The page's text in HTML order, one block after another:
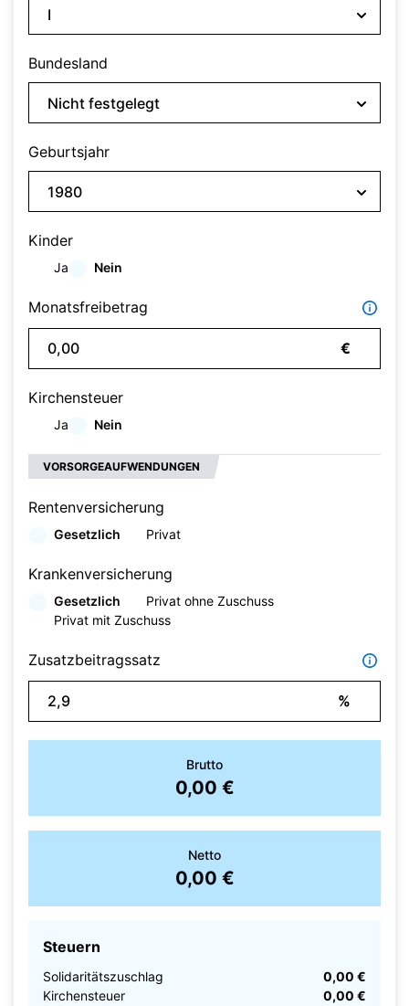
Bundesland
Geburtsjahr
Kinder
Ja Nein
Monatsfreibetrag
€
Kirchensteuer
Ja Nein
VORSORGEAUFWENDUNGEN
Rentenversicherung
Gesetzlich Privat
Krankenversicherung
Gesetzlich
Privat ohne Zuschuss
Privat mit Zuschuss
Zusatzbeitragssatz
%
Brutto
0,00 €
Netto
0,00 €
Steuern
Solidaritätszuschlag
0,00 €
Kirchensteuer
0,00 €